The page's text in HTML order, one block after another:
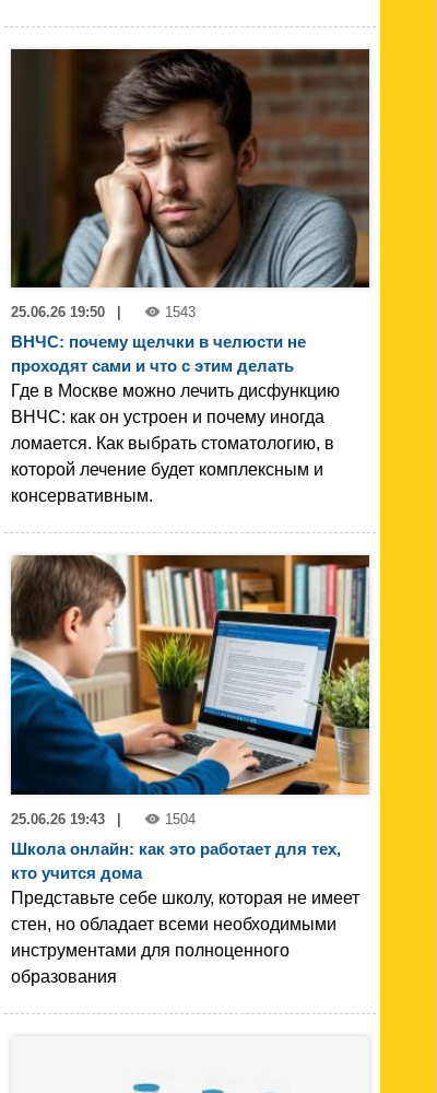
25.06.26 19:50 1543
ВНЧС: почему щелчки в челюсти не
проходят сами и что с этим делать
Где в Москве можно лечить дисфункцию
ВНЧС: как он устроен и почему иногда
ломается. Как выбрать стоматологию, в
которой лечение будет комплексным и
консервативным.
25.06.26 19:43 1504
Школа онлайн: как это работает для тех,
кто учится дома
Представьте себе школу, которая не имеет
стен, но обладает всеми необходимыми
инструментами для полноценного
образования